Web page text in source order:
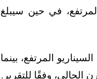
في حين سيبلغ
إلى 176 دولارًا للبرميل في السيناريو المرتفع، بينما